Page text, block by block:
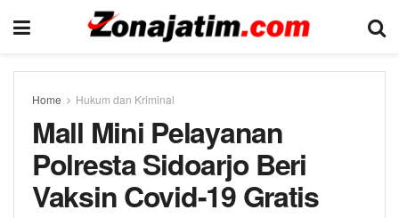
Home Hukum dan Kriminal
Mall Mini Pelayanan
Polresta Sidoarjo Beri
Vaksin Covid-19 Gratis